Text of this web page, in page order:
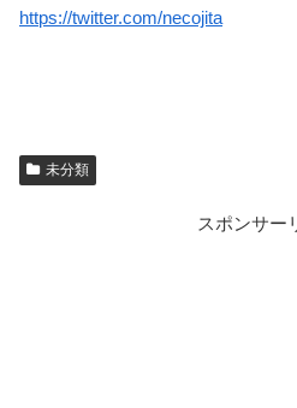
https://twitter.com/necojita
未分類
スポンサー